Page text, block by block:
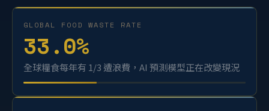
GLOBAL FOOD WASTE RATE
33.0%
全球糧食每年有 1/3 遭浪費，AI 預測模型正在改變現況